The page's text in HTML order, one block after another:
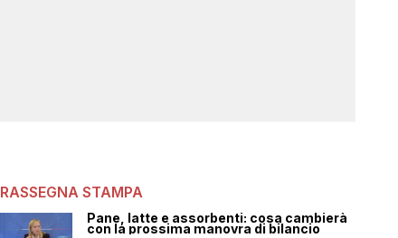
RASSEGNA STAMPA
Pane, latte e assorbenti: cosa cambierà
con la prossima manovra di bilancio